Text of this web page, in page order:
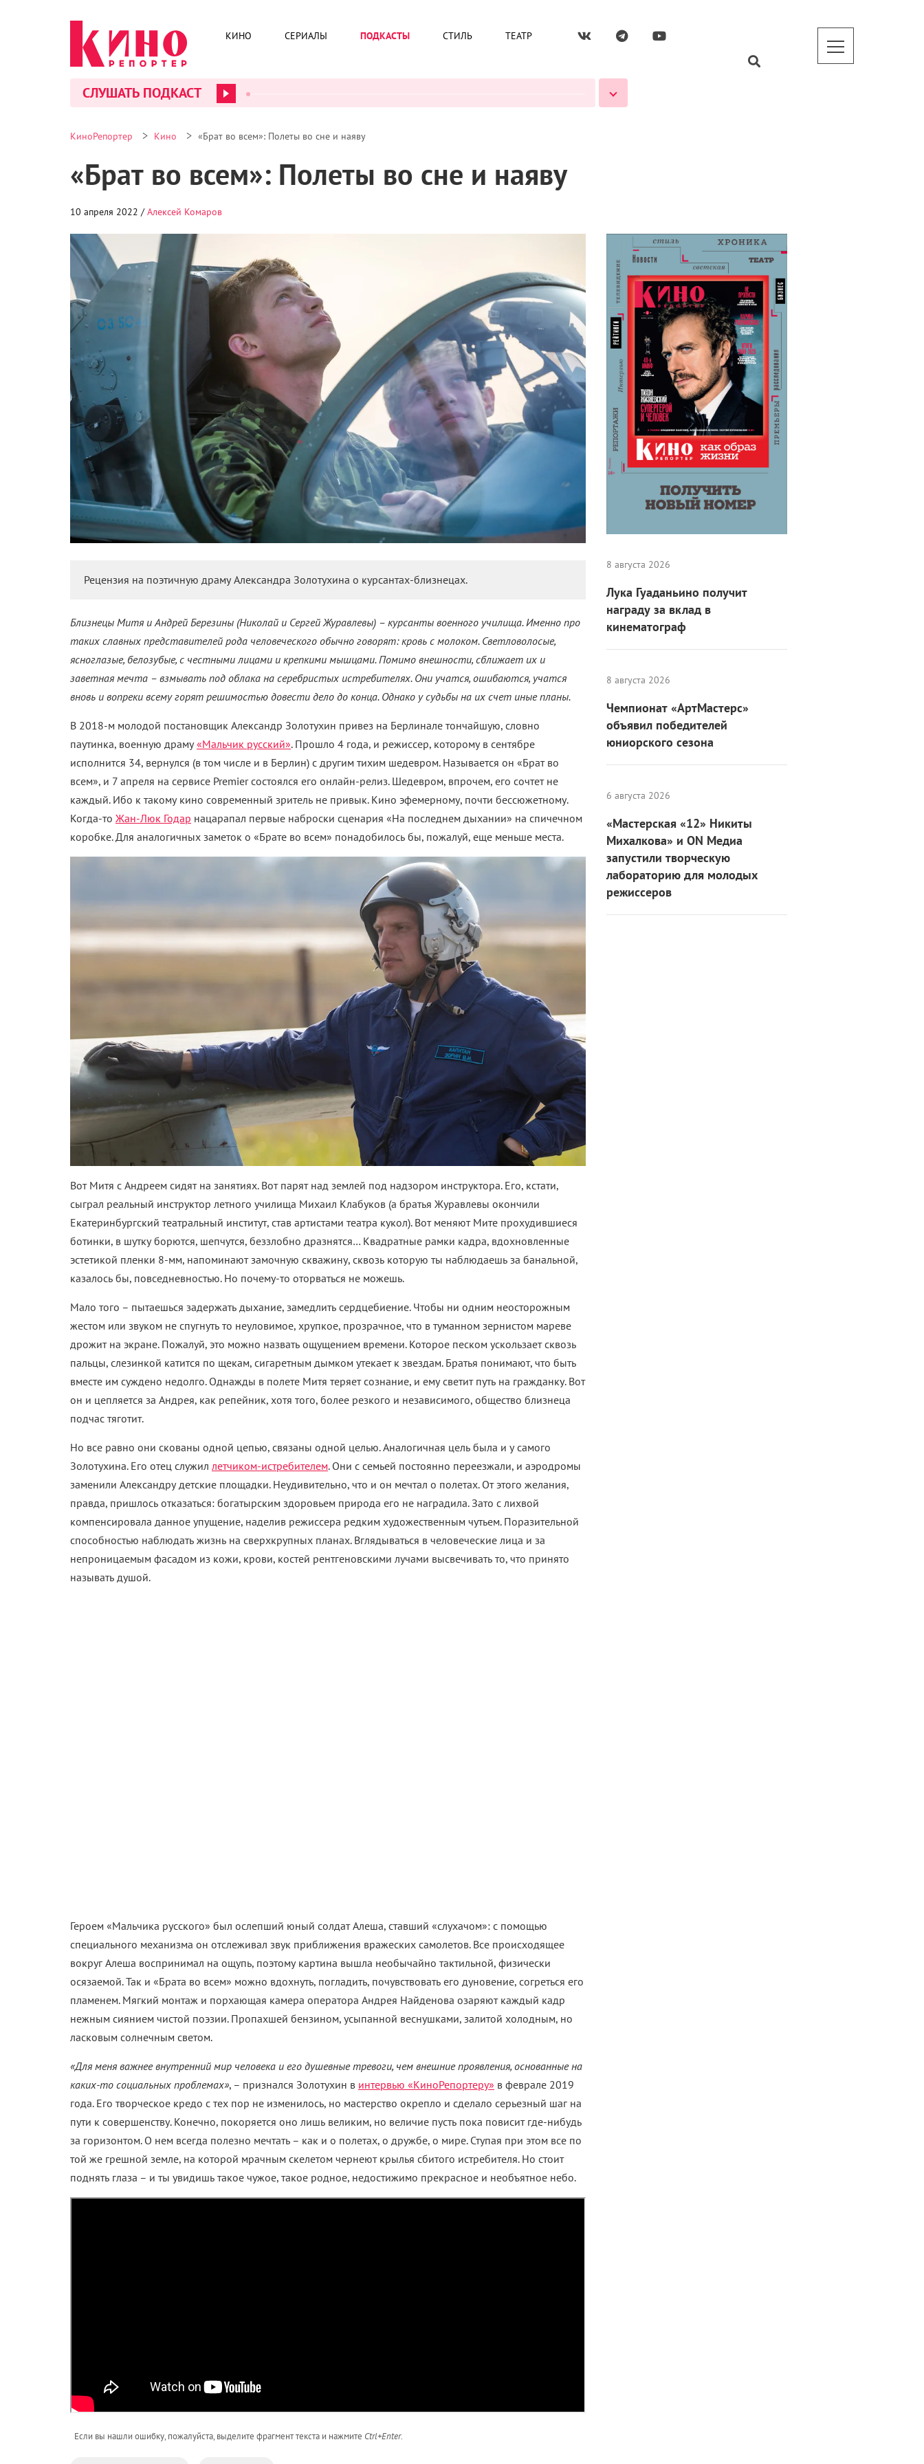
КИНО СЕРИАЛЫ ПОДКАСТЫ СТИЛЬ ТЕАТР
СЛУШАТЬ ПОДКАСТ
КиноРепортер > Кино > «Брат во всем»: Полеты во сне и наяву
«Брат во всем»: Полеты во сне и наяву
10 апреля 2022 /Алексей Комаров
Рецензия на поэтичную драму Александра Золотухина о курсантах-близнецах.
Близнецы Митя и Андрей Березины (Николай и Сергей Журавлевы) – курсанты военного училища. Именно про
таких славных представителей рода человеческого обычно говорят: кровь с молоком. Светловолосые,
ясноглазые, белозубые, с честными лицами и крепкими мышцами. Помимо внешности, сближает их и
заветная мечта – взмывать под облака на серебристых истребителях. Они учатся, ошибаются, учатся
вновь и вопреки всему горят решимостью довести дело до конца. Однако у судьбы на их счет иные планы.
В 2018-м молодой постановщик Александр Золотухин привез на Берлинале тончайшую, словно
паутинка, военную драму«Мальчик русский». Прошло 4 года, и режиссер, которому в сентябре
исполнится 34, вернулся (в том числе и в Берлин) с другим тихим шедевром. Называется он «Брат во
всем», и 7 апреля на сервисе Premierсостоялся его онлайн-релиз. Шедевром, впрочем, его сочтет не
каждый. Ибо к такому кино современный зритель не привык. Кино эфемерному, почти бессюжетному.
Когда-то Жан-Люк Годар нацарапал первые наброски сценария «На последнем дыхании» на спичечном
коробке. Для аналогичных заметок о «Брате во всем» понадобилось бы, пожалуй, еще меньше места.
Вот Митя с Андреем сидят на занятиях. Вот парят над землей под надзором инструктора. Его, кстати,
сыграл реальный инструктор летного училища Михаил Клабуков (а братья Журавлевы окончили
Екатеринбургский театральный институт, став артистами театра кукол). Вот меняют Мите прохудившиеся
ботинки, в шутку борются, шепчутся, беззлобно дразнятся… Квадратные рамки кадра, вдохновленные
эстетикой пленки 8-мм, напоминают замочную скважину, сквозь которую ты наблюдаешь за банальной,
казалось бы, повседневностью. Но почему-то оторваться не можешь.
Мало того – пытаешься задержать дыхание, замедлить сердцебиение. Чтобы ни одним неосторожным
жестом или звуком не спугнуть то неуловимое, хрупкое, прозрачное, что в туманном зернистом мареве
дрожит на экране. Пожалуй, это можно назвать ощущением времени. Которое песком ускользает сквозь
пальцы, слезинкой катится по щекам, сигаретным дымком утекает к звездам. Братья понимают, что быть
вместе им суждено недолго. Однажды в полете Митя теряет сознание, и ему светит путь на гражданку. Вот
он и цепляется за Андрея, как репейник, хотя того, более резкого и независимого, общество близнеца
подчас тяготит.
Но все равно они скованы одной цепью, связаны одной целью. Аналогичная цель была и у самого
Золотухина. Его отец служил летчиком-истребителем. Они с семьей постоянно переезжали, и аэродромы
заменили Александру детские площадки. Неудивительно, что и он мечтал о полетах. От этого желания,
правда, пришлось отказаться: богатырским здоровьем природа его не наградила. Зато с лихвой
компенсировала данное упущение, наделив режиссера редким художественным чутьем. Поразительной
способностью наблюдать жизнь на сверхкрупных планах. Вглядываться в человеческие лица и за
непроницаемым фасадом из кожи, крови, костей рентгеновскими лучами высвечивать то, что принято
называть душой.
Героем «Мальчика русского» был ослепший юный солдат Алеша, ставший «слухачом»: с помощью
специального механизма он отслеживал звук приближения вражеских самолетов. Все происходящее
вокруг Алеша воспринимал на ощупь, поэтому картина вышла необычайно тактильной, физически
осязаемой. Так и «Брата во всем» можно вдохнуть, погладить, почувствовать его дуновение, согреться его
пламенем. Мягкий монтаж и порхающая камера оператора Андрея Найденова озаряют каждый кадр
нежным сиянием чистой поэзии. Пропахшей бензином, усыпанной веснушками, залитой холодным, но
ласковым солнечным светом.
«Для меня важнее внутренний мир человека и его душевные тревоги, чем внешние проявления, основанные на
каких-то социальных проблемах», – признался Золотухин в интервью «КиноРепортеру» в феврале 2019
года. Его творческое кредо с тех пор не изменилось, но мастерство окрепло и сделало серьезный шаг на
пути к совершенству. Конечно, покоряется оно лишь великим, но величие пусть пока повисит где-нибудь
за горизонтом. О нем всегда полезно мечтать – как и о полетах, о дружбе, о мире. Ступая при этом все по
той же грешной земле, на которой мрачным скелетом чернеют крылья сбитого истребителя. Но стоит
поднять глаза – и ты увидишь такое чужое, такое родное, недостижимо прекрасное и необъятное небо.
Если вы нашли ошибку, пожалуйста, выделите фрагмент текста и нажмите Ctrl+Enter.
8 августа 2026
Лука Гуаданьино получит
награду за вклад в
кинематограф
8 августа 2026
Чемпионат «АртМастерс»
объявил победителей
юниорского сезона
6 августа 2026
«Мастерская «12» Никиты
Михалкова» и ON Медиа
запустили творческую
лабораторию для молодых
режиссеров